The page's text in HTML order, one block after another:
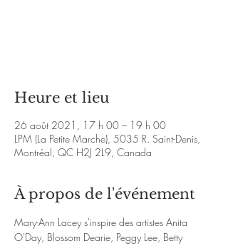
Heure et lieu
26 août 2021, 17 h 00 – 19 h 00
LPM (La Petite Marche), 5035 R. Saint-Denis,
Montréal, QC H2J 2L9, Canada
À propos de l'événement
Mary-Ann Lacey s'inspire des artistes Anita
O'Day, Blossom Dearie, Peggy Lee, Betty